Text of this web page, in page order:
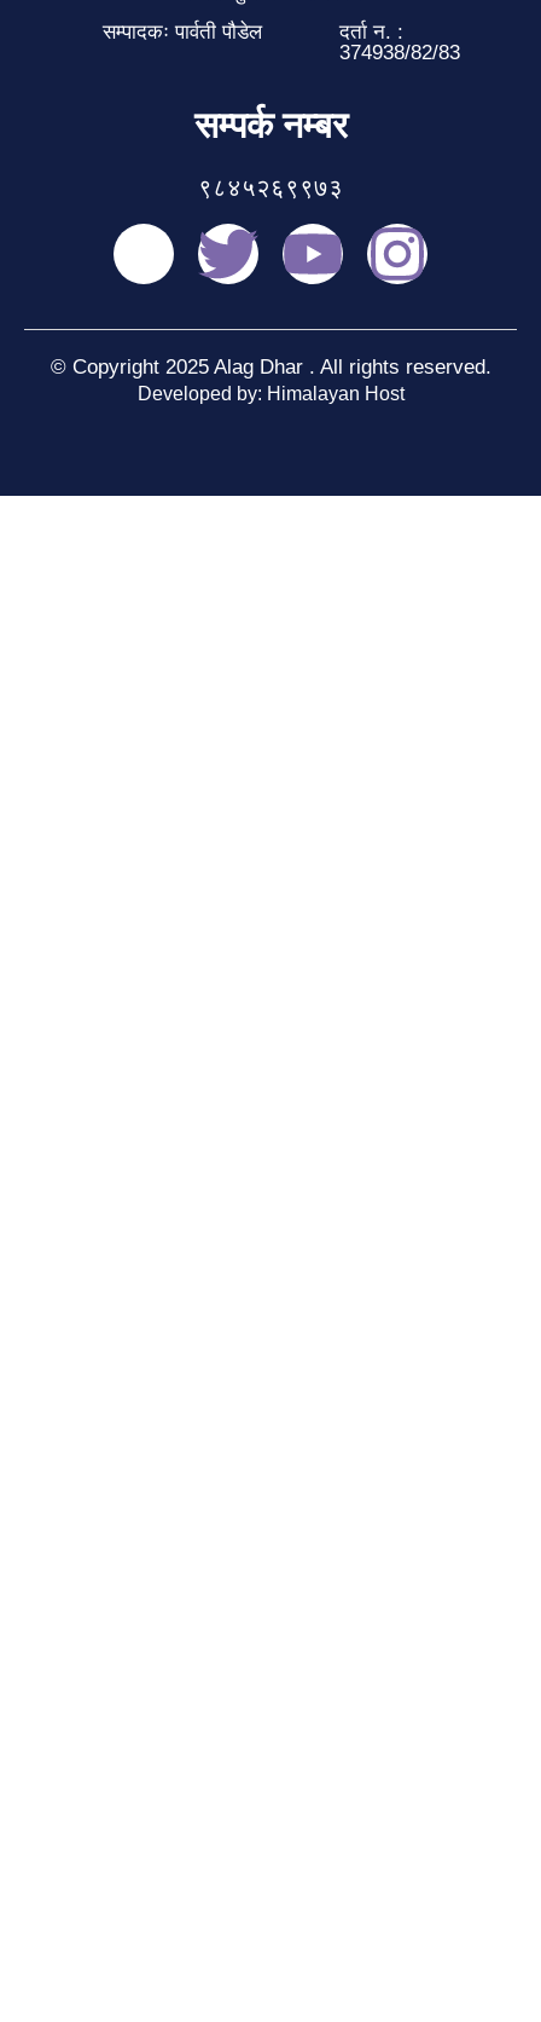
सम्पादकः पार्वती पौडेल
दर्ता न. :
374938/82/83
सम्पर्क नम्बर
९८४५२६९९७३
© Copyright 2025 Alag Dhar . All rights reserved.
Developed by: Himalayan Host